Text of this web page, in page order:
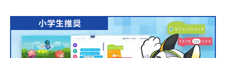
小学生推奨